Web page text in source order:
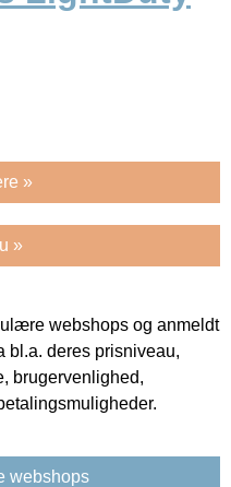
»
»
webshops og anmeldt
bl.a. deres prisniveau,
brugervenlighed,
webshops